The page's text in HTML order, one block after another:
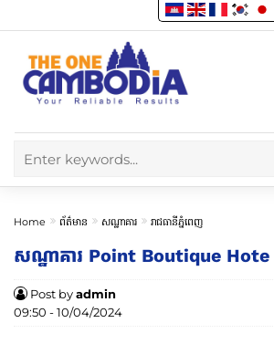
Home ព័ត៌មាន សណ្ឋាគារ រាជធានីភ្នំពេញ
សណ្ឋាគារ Point Boutique Hote
Post byadmin
09:50 - 10/04/2024